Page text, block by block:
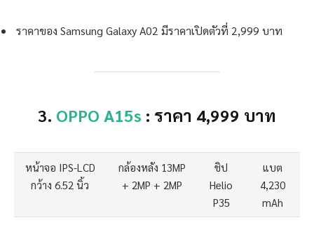
ราคาของ Samsung Galaxy A02 มีราคาเปิดตัวที่ 2,999 บาท
3. OPPO A15s : ราคา 4,999 บาท
หน้าจอ IPS-LCD
กว้าง 6.52 นิ้ว
กล้องหลัง 13MP
+ 2MP + 2MP
ชิป
Helio
P35
แบต
4,230
mAh